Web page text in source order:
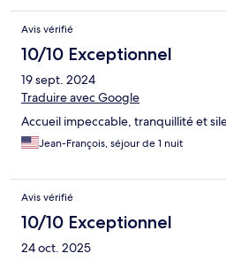
Avis vérifié
10/10 Exceptionnel
19 sept. 2024
Traduire avec Google
Accueil impeccable, tranquillité et
Jean-François, séjour de 1 nuit
Avis vérifié
10/10 Exceptionnel
24 oct. 2025